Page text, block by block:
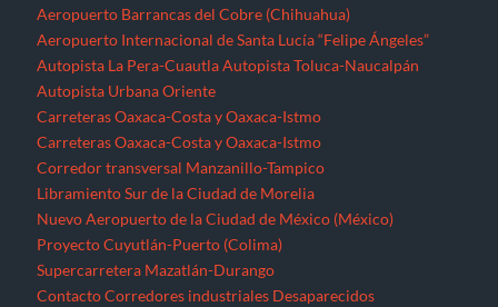
ContactoCorredores industrialesDesaparecidos
Espejos de la resistenciaFeminicidios
Fracturación Hidráulica (Fracking)
Hidrocarburos
Gasoducto Jaltipan – Salina Cruz
Gasoducto Salina Cruz – TapachulaGasoducto Tuxpan – Tula
Proyecto Aceites Terciarios del Golfo (Veracruz y Puebla)
Sistema de Transporte de Gas Natural Norte-Noroeste
Home JornalerosMEGAPROYECTOSMichoacánMigrantes
Militarización
Minería
Minería en el Cerro de San Pedro